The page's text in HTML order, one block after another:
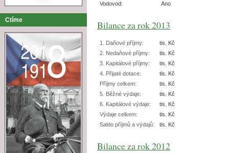
Ctíme
Vodovod:
Ano
Bilance za rok 2013
1. Daňové příjmy:
tis. Kč
2. Nedaňové příjmy:
tis. Kč
3. Kapitálové příjmy:
tis. Kč
4. Přijaté dotace:
tis. Kč
Příjmy celkem:
tis. Kč
5. Běžné výdaje:
tis. Kč
6. Kapitálové výdaje:
tis. Kč
Výdaje celkem:
tis. Kč
Saldo příjmů a výdajů:
tis. Kč
Bilance za rok 2012